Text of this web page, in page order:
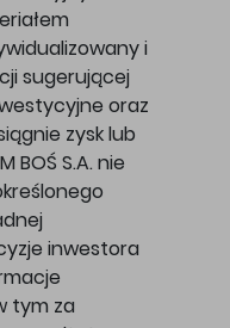
i
sugerującej
oraz
zysk lub
BOŚ S.A. nie
inwestora
tym za